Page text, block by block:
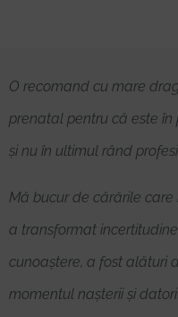
O recomand cu mare
prenatal pentru că este
și nu în ultimul rând
Mă bucur de cărările
a transformat
cunoaștere, a fost alături
momentul nașterii și